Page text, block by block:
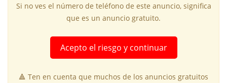
Si no ves el número de teléfono de este anuncio, significa
que es un anuncio gratuito.
Acepto el riesgo y continuar
🔺 Ten en cuenta que muchos de los anuncios gratuitos